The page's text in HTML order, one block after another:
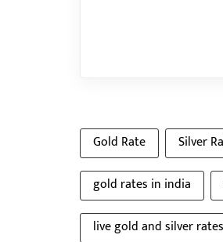
Gold Rate Silver
gold rates in india
live gold and silver rates